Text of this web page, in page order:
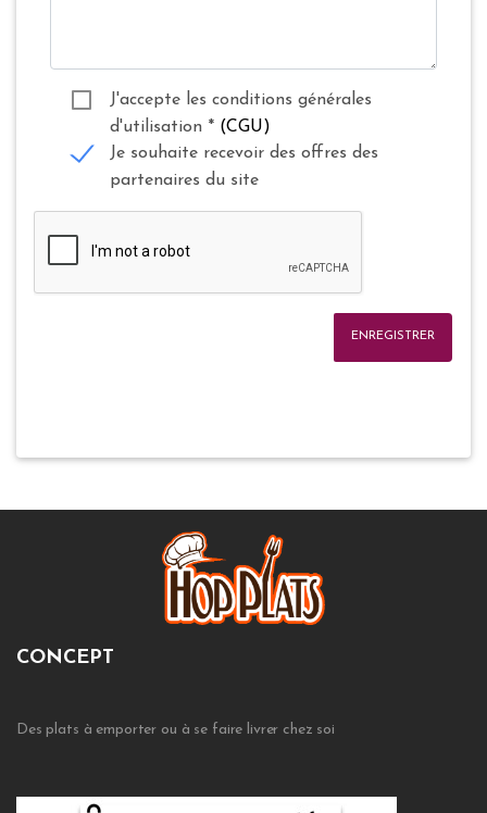
J'accepte les conditions générales
d'utilisation * (CGU)
Je souhaite recevoir des offres des
partenaires du site
ENREGISTRER
CONCEPT
Des plats à emporter ou à se faire livrer chez soi